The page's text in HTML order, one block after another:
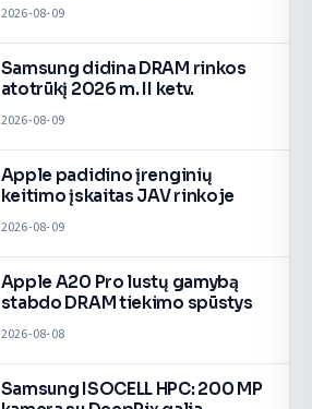
2026-08-09
Samsung didina DRAM rinkos
atotrūkį 2026 m. II ketv.
2026-08-09
Apple padidino įrenginių
keitimo įskaitas JAV rinkoje
2026-08-09
Apple A20 Pro lustų gamybą
stabdo DRAM tiekimo spūstys
2026-08-08
Samsung ISOCELL HPC: 200 MP